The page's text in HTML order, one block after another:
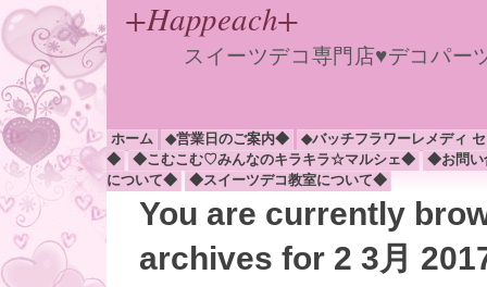
+Happeach+
スイーツデコ専門店♥デコパ
ホーム ◆営業日のご案内◆
◆バッチフラワーレメディ
◆
◆こむこむ♡みんなのキラキラ☆マルシェ◆
◆お問
について◆
◆スイーツデコ教室について◆
You are currently
archives for 2 3月